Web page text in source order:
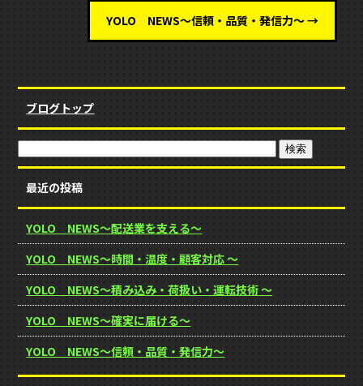
YOLO NEWS～信頼・品質・発信力～→
ブログトップ
最近の投稿
YOLO NEWS～配送業を支える～
YOLO NEWS～時間・温度・顧客対応 ～
YOLO NEWS～積み込み・荷扱い・運転技術 ～
YOLO NEWS～確実に届ける～
YOLO NEWS～信頼・品質・発信力～